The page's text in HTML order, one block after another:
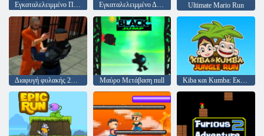
Εγκαταλελειμμένο Πανεπιστήμιο Html5 Escape Εγκαταλελειμμένο Δασικό Σώμα Ultimate Mario Run
Διαφυγή φυλακής 2020 Μαύρο Μετάβαση null Kiba και Kumba: Εκτέλεση ζούγκλας